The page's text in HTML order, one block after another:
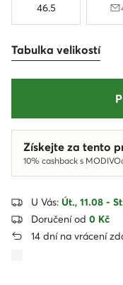
46.5
Tabulka velikostí
Získejte za tento
10% cashback s
U Vás: Út., 11.08 -
Doručení od 0 Kč
14 dní na vrácení